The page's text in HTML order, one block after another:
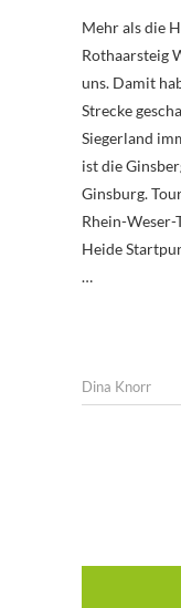
Mehr als die
Rothaarsteig
uns. Damit
Strecke
Siegerland
ist die
Ginsburg.
Rhein-
Heide
…
Dina Knorr